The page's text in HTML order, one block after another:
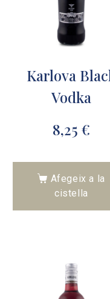
Karlova
Vodka
8,25 €
Afegeix a la
cistella